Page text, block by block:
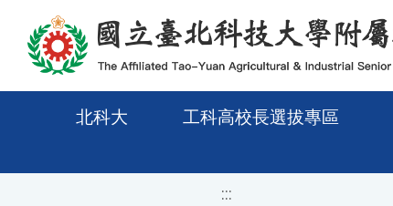
移至網頁之主要內容區位置
北科大 工科高校長選拔專區
:::